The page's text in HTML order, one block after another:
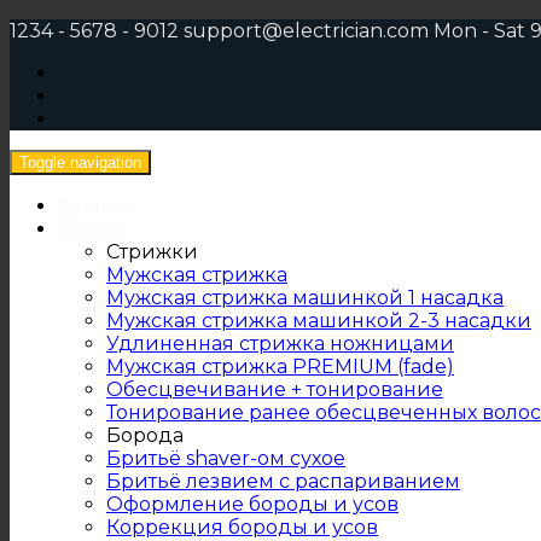
1234 - 5678 - 9012 support@electrician.com Mon - Sat
Toggle navigation
Стрижки
Мужская стрижка
Мужская стрижка машинкой 1 насадка
Мужская стрижка машинкой 2-3 насадки
Удлиненная стрижка ножницами
Мужская стрижка PREMIUM (fade)
Обесцвечивание + тонирование
Тонирование ранее обесцвеченных волос
Борода
Бритьё shaver-ом сухое
Бритьё лезвием с распариванием
Оформление бороды и усов
Коррекция бороды и усов